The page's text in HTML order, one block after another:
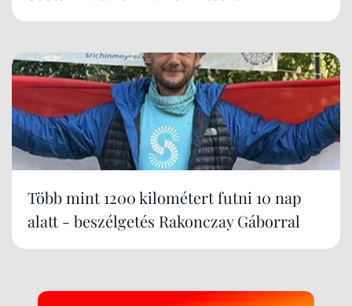
Több mint 1200 kilométert futni 10 nap
alatt - beszélgetés Rakonczay Gáborral